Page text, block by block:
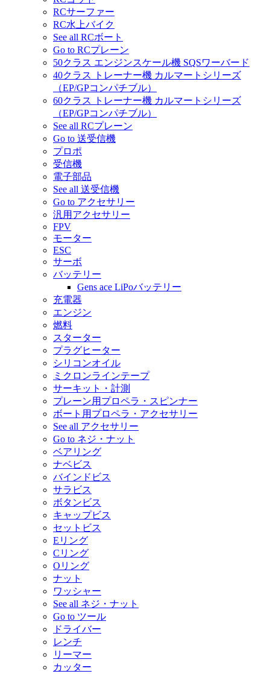
RCサーファー
RC水上バイク
See all RCボート
Go to RCプレーン
50クラス エンジンスケール機 SQSワーバード
40クラス トレーナー機 カルマートシリーズ
（EP/GPコンパチブル）
60クラス トレーナー機 カルマートシリーズ
（EP/GPコンパチブル）
See all RCプレーン
Go to 送受信機
プロポ
受信機
電子部品
See all 送受信機
Go to アクセサリー
汎用アクセサリー
FPV
モーター
ESC
サーボ
バッテリー
Gens ace LiPoバッテリー
充電器
エンジン
燃料
スターター
プラグヒーター
シリコンオイル
ミクロンラインテープ
サーキット・計測
プレーン用プロペラ・スピンナー
ボート用プロペラ・アクセサリー
See all アクセサリー
Go to ネジ・ナット
ベアリング
ナベビス
バインドビス
サラビス
ボタンビス
キャップビス
セットビス
Eリング
Cリング
Oリング
ナット
ワッシャー
See all ネジ・ナット
Go to ツール
ドライバー
レンチ
リーマー
カッター